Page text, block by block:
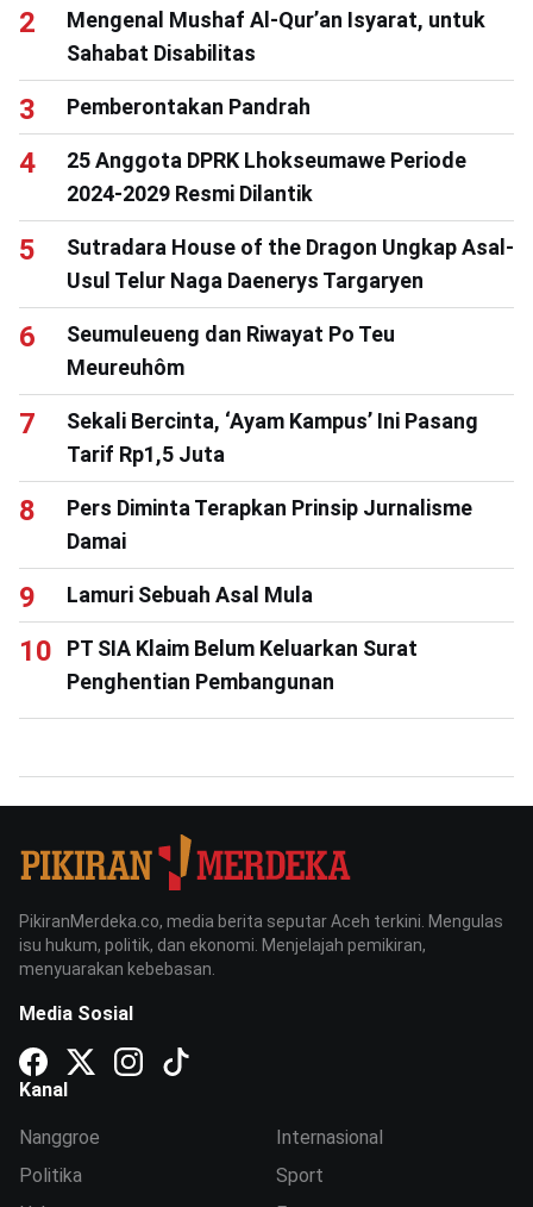
Mengenal Mushaf Al-Qur’an Isyarat, untuk
Sahabat Disabilitas
Pemberontakan Pandrah
25 Anggota DPRK Lhokseumawe Periode
2024-2029 Resmi Dilantik
Sutradara House of the Dragon Ungkap Asal-
Usul Telur Naga Daenerys Targaryen
Seumuleueng dan Riwayat Po Teu
Meureuhôm
Sekali Bercinta, ‘Ayam Kampus’ Ini Pasang
Tarif Rp1,5 Juta
Pers Diminta Terapkan Prinsip Jurnalisme
Damai
Lamuri Sebuah Asal Mula
PT SIA Klaim Belum Keluarkan Surat
Penghentian Pembangunan
PikiranMerdeka.co, media berita seputar Aceh terkini. Mengulas
isu hukum, politik, dan ekonomi. Menjelajah pemikiran,
menyuarakan kebebasan.
Media Sosial
Kanal
Nanggroe
Politika
Internasional
Sport